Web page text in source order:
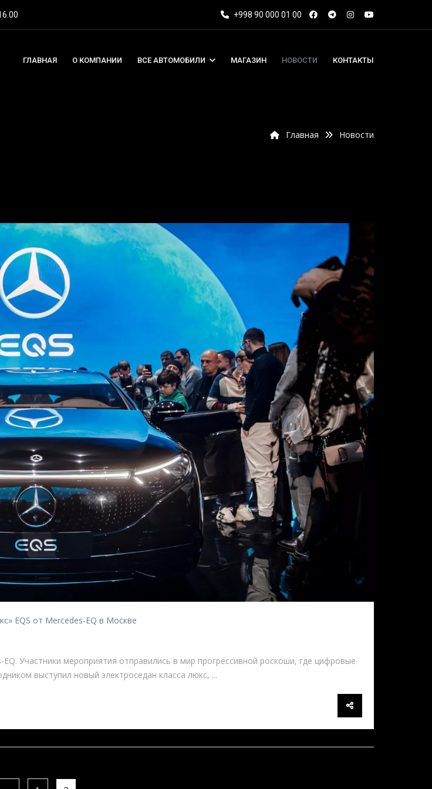
+998 90 000 01 00
ГЛАВНАЯ О КОМПАНИИ ВСЕ АВТОМОБИЛИ МАГАЗИН НОВОСТИ КОНТАКТЫ
Главная Новости
EQS от Mercedes-EQ в Москве
Участники мероприятия отправились в мир прогрессивной роскоши, где цифровые
выступил новый электроседан класса люкс, ...